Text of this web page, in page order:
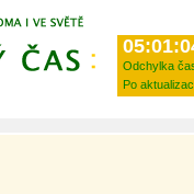
Odchylka
Po